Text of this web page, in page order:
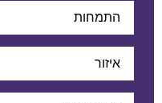
התמחות
איזור